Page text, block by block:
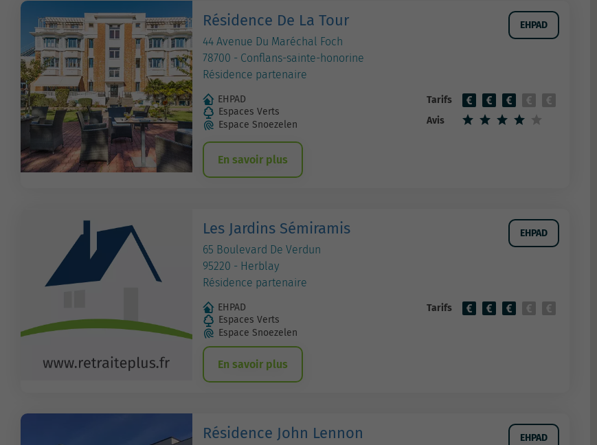
Résidence De La Tour
44 Avenue Du Maréchal Foch
78700 - Conflans-sainte-honorine
Résidence partenaire
EHPAD
EHPAD
Espaces Verts
Espace Snoezelen
Tarifs
Avis
En savoir plus
Les Jardins Sémiramis
65 Boulevard De Verdun
95220 - Herblay
Résidence partenaire
EHPAD
EHPAD
Espaces Verts
Espace Snoezelen
Tarifs
En savoir plus
Résidence John Lennon EHPAD